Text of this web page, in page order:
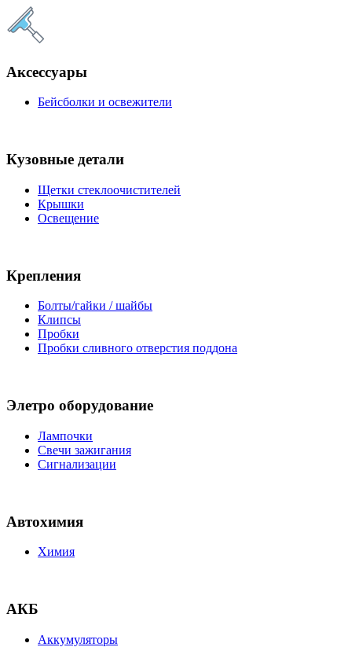
Аксессуары
Бейсболки и освежители
Кузовные детали
Щетки стеклоочистителей
Крышки
Освещение
Крепления
Болты/гайки / шайбы
Клипсы
Пробки
Пробки сливного отверстия поддона
Элетро оборудование
Лампочки
Свечи зажигания
Сигнализации
Автохимия
Химия
АКБ
Аккумуляторы